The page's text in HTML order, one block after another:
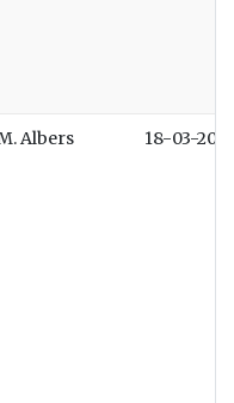
Albers 18-03-2019